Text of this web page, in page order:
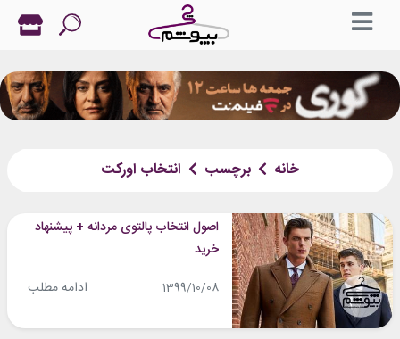
خانه برچسب انتخاب اورکت
اصول انتخاب پالتوی مردانه + پیشنهاد
خرید
1399/10/08 ادامه مطلب